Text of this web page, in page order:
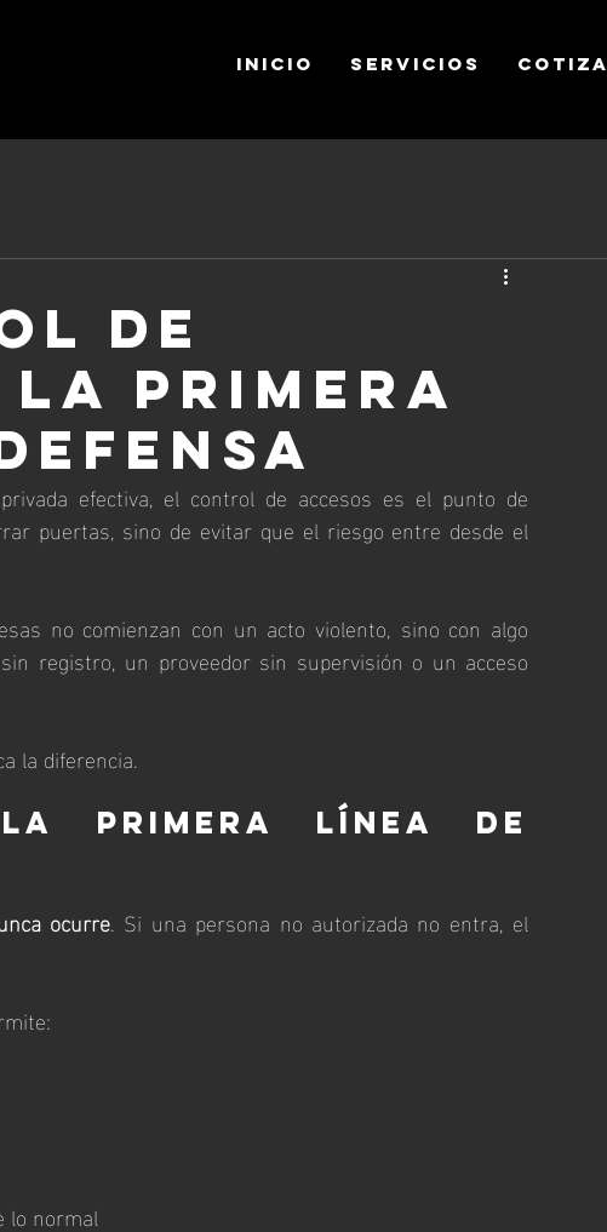
INICIO SERVICIOS COTIZA
de
la primera
efectiva, el control de accesos es el punto de
puertas, sino de evitar que el riesgo entre desde el
no comienzan con un acto violento, sino con algo
registro, un proveedor sin supervisión o un acceso
la diferencia.
primera línea de
ocurre. Si una persona no autorizada no entra, el
lo normal